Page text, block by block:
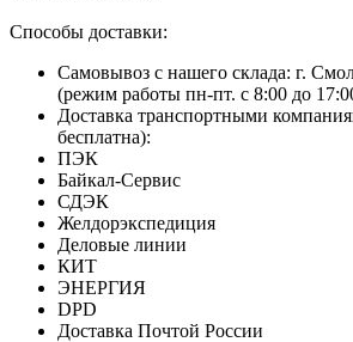
Способы доставки:
Самовывоз с нашего склада: г.
(режим работы пн-пт. с 8:00 до
Доставка транспортными
бесплатна):
ПЭК
Байкал-Сервис
СДЭК
Желдорэкспедиция
Деловые линии
КИТ
ЭНЕРГИЯ
DPD
Доставка Почтой России